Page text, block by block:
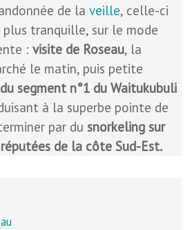
de la veille, celle-ci
plus tranquille, sur le mode
: visite de Roseau, la
le matin, puis petite
du segment n°1 du Waitukubuli
à la superbe pointe de
par du snorkeling sur
de la côte Sud-Est.